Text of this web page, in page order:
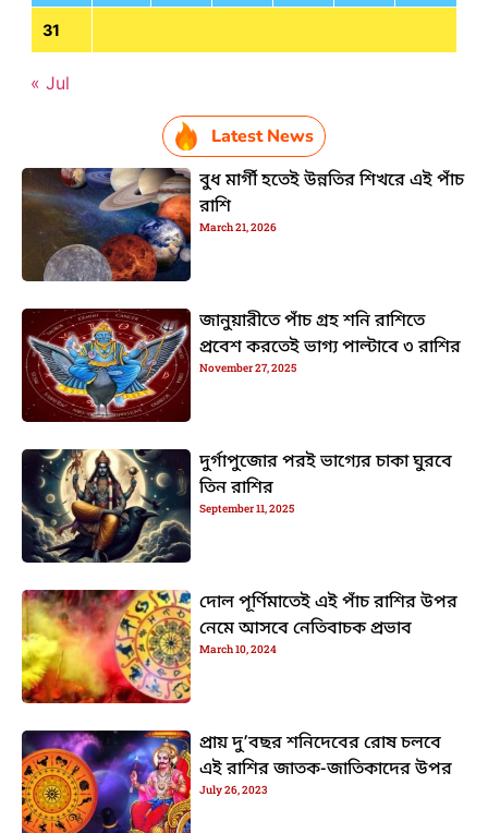
31
« Jul
Latest News
বুধ মার্গী হতেই উন্নতির শিখরে এই পাঁচ
রাশি
March 21, 2026
জানুয়ারীতে পাঁচ গ্রহ শনি রাশিতে
প্রবেশ করতেই ভাগ্য পাল্টাবে ৩ রাশির
November 27, 2025
দুর্গাপুজোর পরই ভাগ্যের চাকা ঘুরবে
তিন রাশির
September 11, 2025
দোল পূর্ণিমাতেই এই পাঁচ রাশির উপর
নেমে আসবে নেতিবাচক প্রভাব
March 10, 2024
প্রায় দু’বছর শনিদেবের রোষ চলবে
এই রাশির জাতক-জাতিকাদের উপর
July 26, 2023